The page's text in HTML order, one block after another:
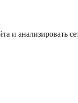
и анализировать